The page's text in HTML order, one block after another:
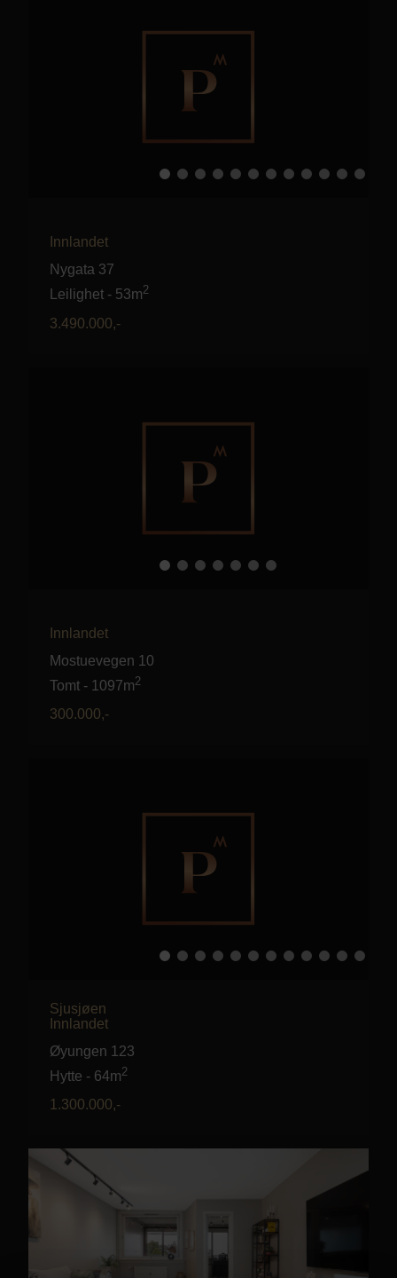
Innlandet
Nygata 37
Leilighet - 53m2
3.490.000,-
Innlandet
Mostuevegen 10
Tomt - 1097m2
300.000,-
Sjusjøen
Innlandet
Øyungen 123
Hytte - 64m2
1.300.000,-